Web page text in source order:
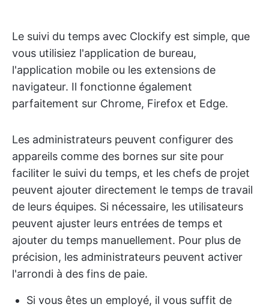
Le suivi du temps avec Clockify est simple, que
vous utilisiez l'application de bureau,
l'application mobile ou les extensions de
navigateur. Il fonctionne également
parfaitement sur Chrome, Firefox et Edge.
Les administrateurs peuvent configurer des
appareils comme des bornes sur site pour
faciliter le suivi du temps, et les chefs de projet
peuvent ajouter directement le temps de travail
de leurs équipes. Si nécessaire, les utilisateurs
peuvent ajuster leurs entrées de temps et
ajouter du temps manuellement. Pour plus de
précision, les administrateurs peuvent activer
l'arrondi à des fins de paie.
Si vous êtes un employé, il vous suffit de